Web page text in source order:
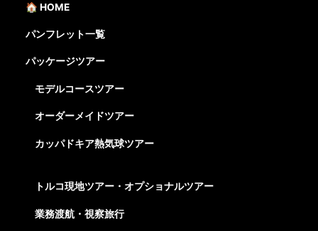
🏠 HOME
パンフレット一覧
パッケージツアー
モデルコースツアー
オーダーメイドツアー
カッパドキア熱気球ツアー
トルコ現地ツアー・オプショナルツアー
業務渡航・視察旅行